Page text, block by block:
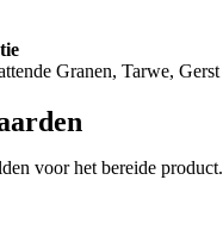
Granen, Tarwe, Gerst
voor het bereide product.